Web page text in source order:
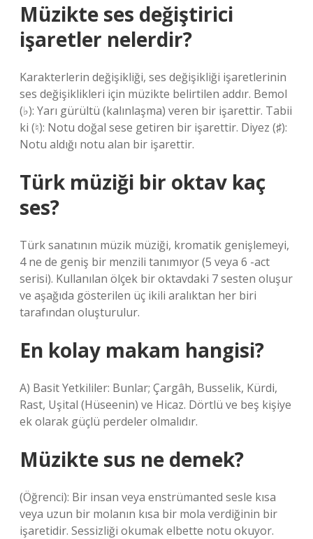
Müzikte ses değiştirici
işaretler nelerdir?
Karakterlerin değişikliği, ses değişikliği işaretlerinin
ses değişiklikleri için müzikte belirtilen addır. Bemol
(♭): Yarı gürültü (kalınlaşma) veren bir işarettir. Tabii
ki (♮): Notu doğal sese getiren bir işarettir. Diyez (♯):
Notu aldığı notu alan bir işarettir.
Türk müziği bir oktav kaç
ses?
Türk sanatının müzik müziği, kromatik genişlemeyi,
4 ne de geniş bir menzili tanımıyor (5 veya 6 -act
serisi). Kullanılan ölçek bir oktavdaki 7 sesten oluşur
ve aşağıda gösterilen üç ikili aralıktan her biri
tarafından oluşturulur.
En kolay makam hangisi?
A) Basit Yetkililer: Bunlar; Çargâh, Busselik, Kürdi,
Rast, Uşital (Hüseenin) ve Hicaz. Dörtlü ve beş kişiye
ek olarak güçlü perdeler olmalıdır.
Müzikte sus ne demek?
(Öğrenci): Bir insan veya enstrümanted sesle kısa
veya uzun bir molanın kısa bir mola verdiğinin bir
işaretidir. Sessizliği okumak elbette notu okuyor.